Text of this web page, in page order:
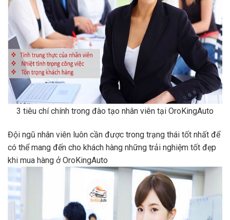
3 tiêu chí chính trong đào tạo nhân viên tại OroKingAuto
Đội ngũ nhân viên luôn cần được trong trạng thái tốt nhất để
có thể mang đến cho khách hàng những trải nghiệm tốt đẹp
khi mua hàng ở OroKingAuto